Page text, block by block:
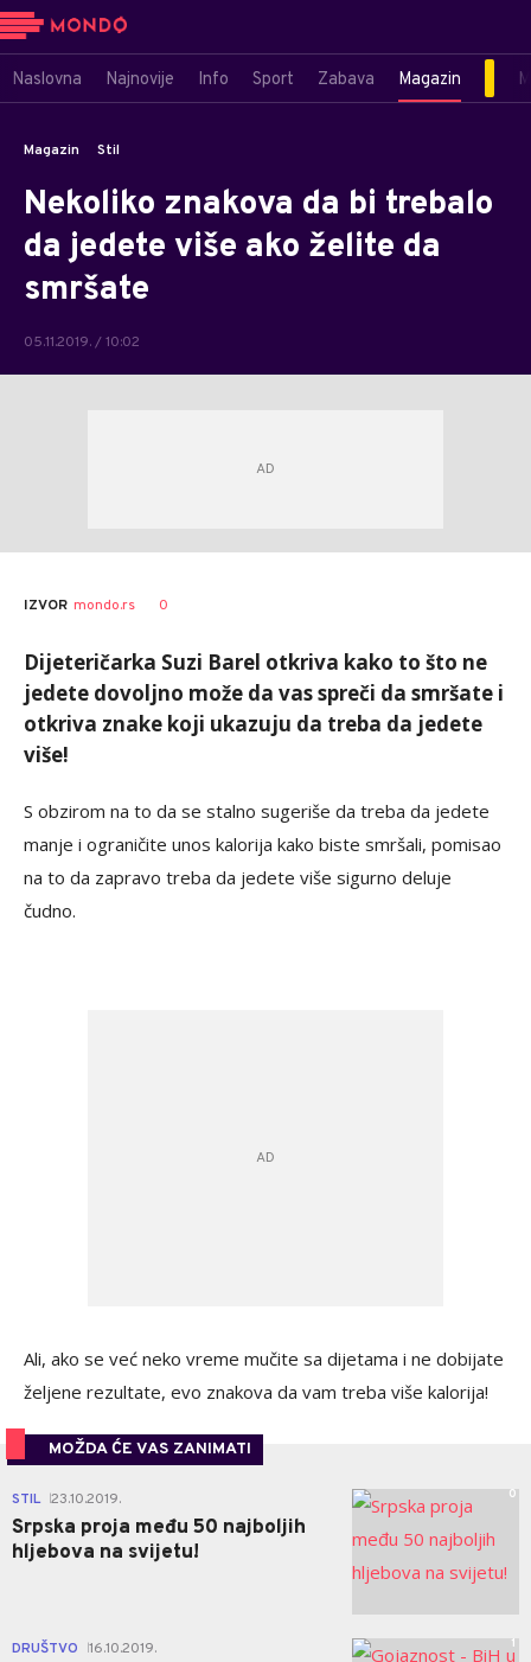
Naslovna Najnovije Info Sport Zabava Magazin
Magazin Stil
Nekoliko znakova da bi trebalo
da jedete više ako želite da
smršate
05.11.2019. / 10:02
IZVOR mondo.rs 0
Dijeteričarka Suzi Barel otkriva kako to što ne
jedete dovoljno može da vas spreči da smršate i
otkriva znake koji ukazuju da treba da jedete
više!
S obzirom na to da se stalno sugeriše da treba da jedete
manje i ograničite unos kalorija kako biste smršali, pomisao
na to da zapravo treba da jedete više sigurno deluje
čudno.
Ali, ako se već neko vreme mučite sa dijetama i ne dobijate
željene rezultate, evo znakova da vam treba više kalorija!
MOŽDA ĆE VAS ZANIMATI
STIL 23.10.2019.
Srpska proja među 50 najboljih
hljebova na svijetu!
0
DRUŠTVO 16.10.2019. 1